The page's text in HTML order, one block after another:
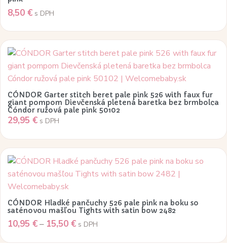
produktu.
8,50 € s DPH
CÓNDOR Garter stitch beret pale pink 526 with faux fur
giant pompom Dievčenská pletená baretka bez brmbolca
Cóndor ružová pale pink 50102
29,95 € s DPH
Tento
produkt
má
viacero
variantov.
Možnosti
môžete
vybrať
na
stránke
produktu.
CÓNDOR Hladké pančuchy 526 pale pink na boku so
saténovou mašľou Tights with satin bow 2482
10,95 €– 15,50 €Price
s DPH
Tento
produkt
má
viacero
variantov.
Možnosti